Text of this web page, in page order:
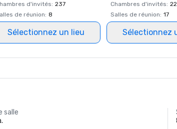
d'invités: 237
de réunion: 8
Sélectionnez un lieu
Chambres d'invités:
Salles de réunion: 17
Sélectionnez
salle